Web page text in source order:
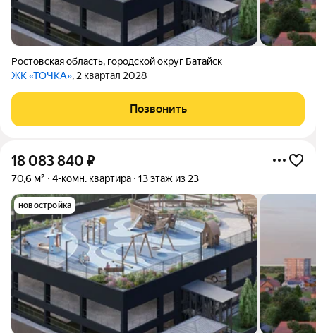
Ростовская область, городской округ Батайск
ЖК «ТОЧКА», 2 квартал 2028
Позвонить
18 083 840 ₽
70,6 м² 4-комн. квартира 13 этаж из 23
новостройка